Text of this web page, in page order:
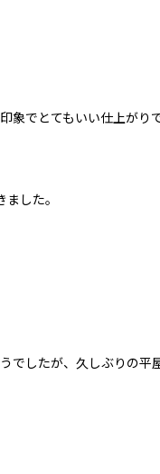
象でとてもいい仕上がり
した。
でしたが、久しぶりの平